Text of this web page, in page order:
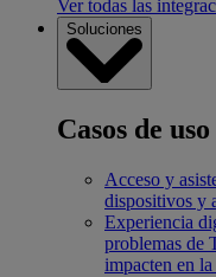
Ver todas las
Soluciones
Casos de
Acceso y
dispositivos y
Experiencia
problemas de
impacten en